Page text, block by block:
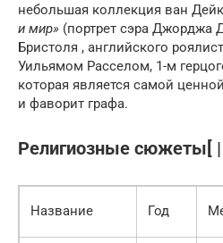
небольшая коллекция ван
и мир» (портрет сэра Джорджа
Бристоля , английского
Уильямом Расселом, 1-м
которая является самой
и фаворит графа.
Религиозные сюжеты[ | ]
Название Год